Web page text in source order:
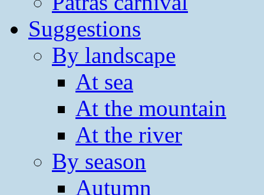
Suggestions
By landscape
At sea
At the mountain
At the river
By season
Autumn